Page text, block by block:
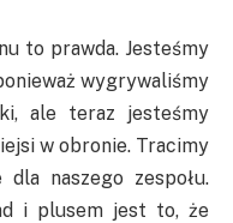
to prawda. Jesteśmy
wygrywaliśmy
ale teraz jesteśmy
w obronie. Tracimy
naszego zespołu.
i plusem jest to, że